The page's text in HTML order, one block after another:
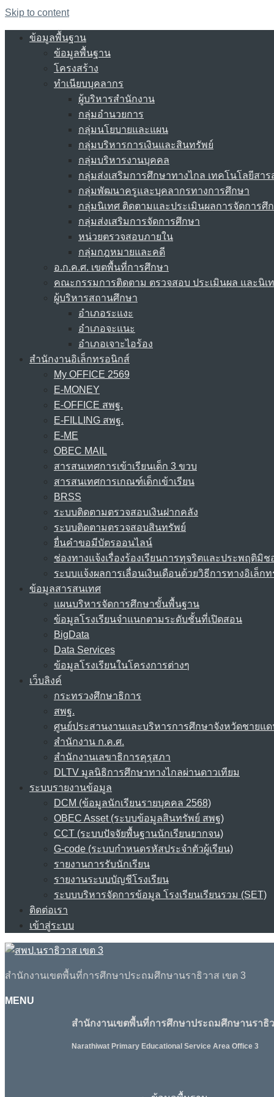
Skip to content
ข้อมูลพื้นฐาน
ข้อมูลพื้นฐาน
โครงสร้าง
ทำเนียบบุคลากร
ผู้บริหารสำนักงาน
กลุ่มอำนวยการ
กลุ่มนโยบายและแผน
กลุ่มบริหารการเงินและสินทรัพย์
กลุ่มบริหารงานบุคคล
กลุ่มส่งเสริมการศึกษาทางไกล เทคโนโลยีสา
กลุ่มพัฒนาครูและบุคลากรทางการศึกษา
กลุ่มนิเทศ ติดตามและประเมินผลการจัดการศึ
กลุ่มส่งเสริมการจัดการศึกษา
หน่วยตรวจสอบภายใน
กลุ่มกฎหมายและคดี
อ.ก.ค.ศ. เขตพื้นที่การศึกษา
คณะกรรมการติดตาม ตรวจสอบ ประเมินผล และนิเ
ผู้บริหารสถานศึกษา
อำเภอระแงะ
อำเภอจะแนะ
อำเภอเจาะไอร้อง
สำนักงานอิเล็กทรอนิกส์
My OFFICE 2569
E-MONEY
E-OFFICE สพฐ.
E-FILLING สพฐ.
E-ME
OBEC MAIL
สารสนเทศการเข้าเรียนเด็ก 3 ขวบ
สารสนเทศการเกณฑ์เด็กเข้าเรียน
BRSS
ระบบติดตามตรวจสอบเงินฝากคลัง
ระบบติดตามตรวจสอบสินทรัพย์
ยื่นคำขอมีบัตรออนไลน์
ช่องทางแจ้งเรื่องร้องเรียนการทุจริตและประพฤติมิช
ระบบแจ้งผลการเลื่อนเงินเดือนด้วยวิธีการทางอิเล็ก
ข้อมูลสารสนเทศ
แผนบริหารจัดการศึกษาขั้นพื้นฐาน
ข้อมูลโรงเรียนจำแนกตามระดับชั้นที่เปิดสอน
BigData
Data Services
ข้อมูลโรงเรียนในโครงการต่างๆ
เว็บลิงค์
กระทรวงศึกษาธิการ
สพฐ.
ศูนย์ประสานงานและบริหารการศึกษาจังหวัดชายแ
สำนักงาน ก.ค.ศ.
สำนักงานเลขาธิการคุรุสภา
DLTV มูลนิธิการศึกษาทางไกลผ่านดาวเทียม
ระบบรายงานข้อมูล
DCM (ข้อมูลนักเรียนรายบุคคล 2568)
OBEC Asset (ระบบข้อมูลสินทรัพย์ สพฐ)
CCT (ระบบปัจจัยพื้นฐานนักเรียนยากจน)
G-code (ระบบกำหนดรหัสประจำตัวผู้เรียน)
รายงานการรับนักเรียน
รายงานระบบบัญชีโรงเรียน
ระบบบริหารจัดการข้อมูล โรงเรียนเรียนรวม (SET)
ติดต่อเรา
เข้าสู่ระบบ
สำนักงานเขตพื้นที่การศึกษาประถมศึกษานราธิวาส เขต 3
MENU
สำนักงานเขตพื้นที่การศึกษาประถมศึกษานราธิว
Narathiwat Primary Educational Service Area Office 3